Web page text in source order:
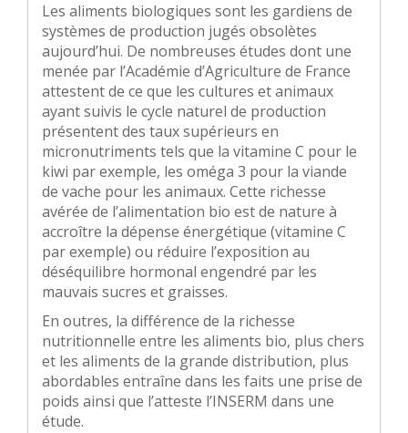
Les aliments biologiques sont les gardiens de
systèmes de production jugés obsolètes
aujourd’hui. De nombreuses études dont une
menée par l’Académie d’Agriculture de France
attestent de ce que les cultures et animaux
ayant suivis le cycle naturel de production
présentent des taux supérieurs en
micronutriments tels que la vitamine C pour le
kiwi par exemple, les oméga 3 pour la viande
de vache pour les animaux. Cette richesse
avérée de l’alimentation bio est de nature à
accroître la dépense énergétique (vitamine C
par exemple) ou réduire l’exposition au
déséquilibre hormonal engendré par les
mauvais sucres et graisses.
En outres, la différence de la richesse
nutritionnelle entre les aliments bio, plus chers
et les aliments de la grande distribution, plus
abordables entraîne dans les faits une prise de
poids ainsi que l’atteste l’INSERM dans une
étude.